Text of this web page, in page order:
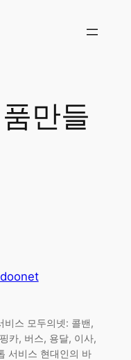
만들
비스 모두의넷: 콜밴,
카, 버스, 용달, 이사,
서비스 현대인의 바